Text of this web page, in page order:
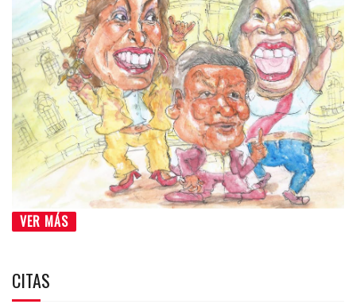
VER MÁS
CITAS